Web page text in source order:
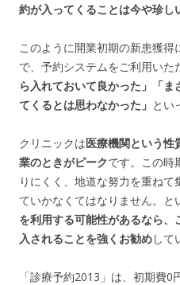
約が入ってくることは今や珍し
このように開業初期の新患獲
で、予約システムをご利用いた
ら入れておいて良かった」「
てくるとは思わなかった」 とい
クリニックは医療機関という性
業のときがピークです。この時
りにくく、地道な努力を重ね
ていかなくてはなりません。と
を利用する可能性があるなら
入されることを強くお勧めして
「診療予約2013」は、初期費